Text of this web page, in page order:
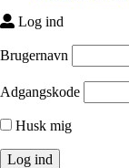
Log ind
Brugernavn
Adgangskode
Husk mig